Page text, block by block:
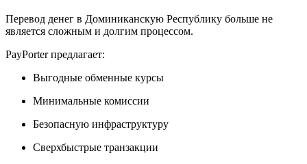
Перевод денег в Доминиканскую Республику больше не
является сложным и долгим процессом.
PayPorter предлагает:
Выгодные обменные курсы
Минимальные комиссии
Безопасную инфраструктуру
Сверхбыстрые транзакции